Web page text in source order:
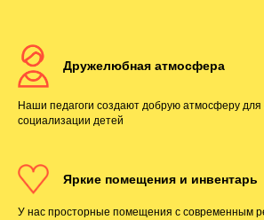
Дружелюбная атмосфера
Наши педагоги создают добрую атмосферу
социализации детей
Яркие помещения и инвентарь
У нас просторные помещения с современным